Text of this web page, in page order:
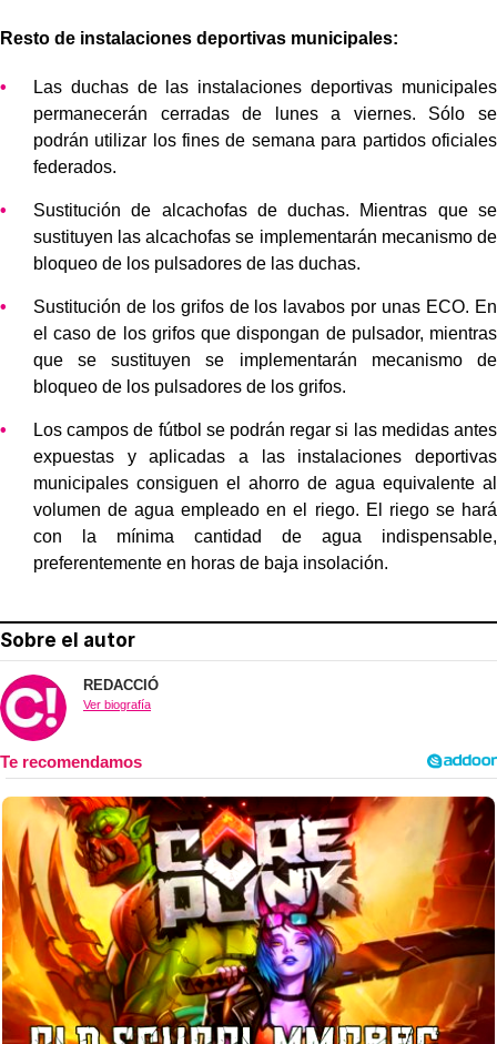
Resto de instalaciones deportivas municipales:
Las duchas de las instalaciones deportivas municipales
permanecerán cerradas de lunes a viernes. Sólo se
podrán utilizar los fines de semana para partidos oficiales
federados.
Sustitución de alcachofas de duchas. Mientras que se
sustituyen las alcachofas se implementarán mecanismo de
bloqueo de los pulsadores de las duchas.
Sustitución de los grifos de los lavabos por unas ECO. En
el caso de los grifos que dispongan de pulsador, mientras
que se sustituyen se implementarán mecanismo de
bloqueo de los pulsadores de los grifos.
Los campos de fútbol se podrán regar si las medidas antes
expuestas y aplicadas a las instalaciones deportivas
municipales consiguen el ahorro de agua equivalente al
volumen de agua empleado en el riego. El riego se hará
con la mínima cantidad de agua indispensable,
preferentemente en horas de baja insolación.
Sobre el autor
REDACCIÓ
Ver biografía